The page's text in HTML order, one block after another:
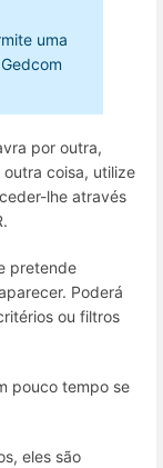
uma
por outra,
coisa, utilize
lhe através
pretende
Poderá
ou filtros
pouco tempo se
eles são